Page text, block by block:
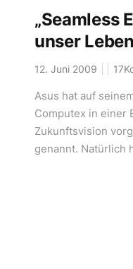
„Seamless
unser
12. Juni 2009
Asus hat auf
Computex in einer
Zukunftsvision
genannt. Natürlich